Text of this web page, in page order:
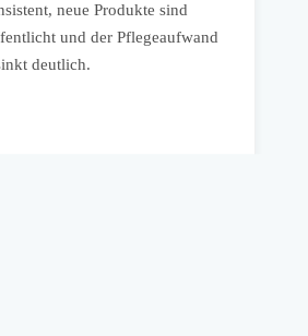
neue Produkte sind
und der Pflegeaufwand
deutlich.